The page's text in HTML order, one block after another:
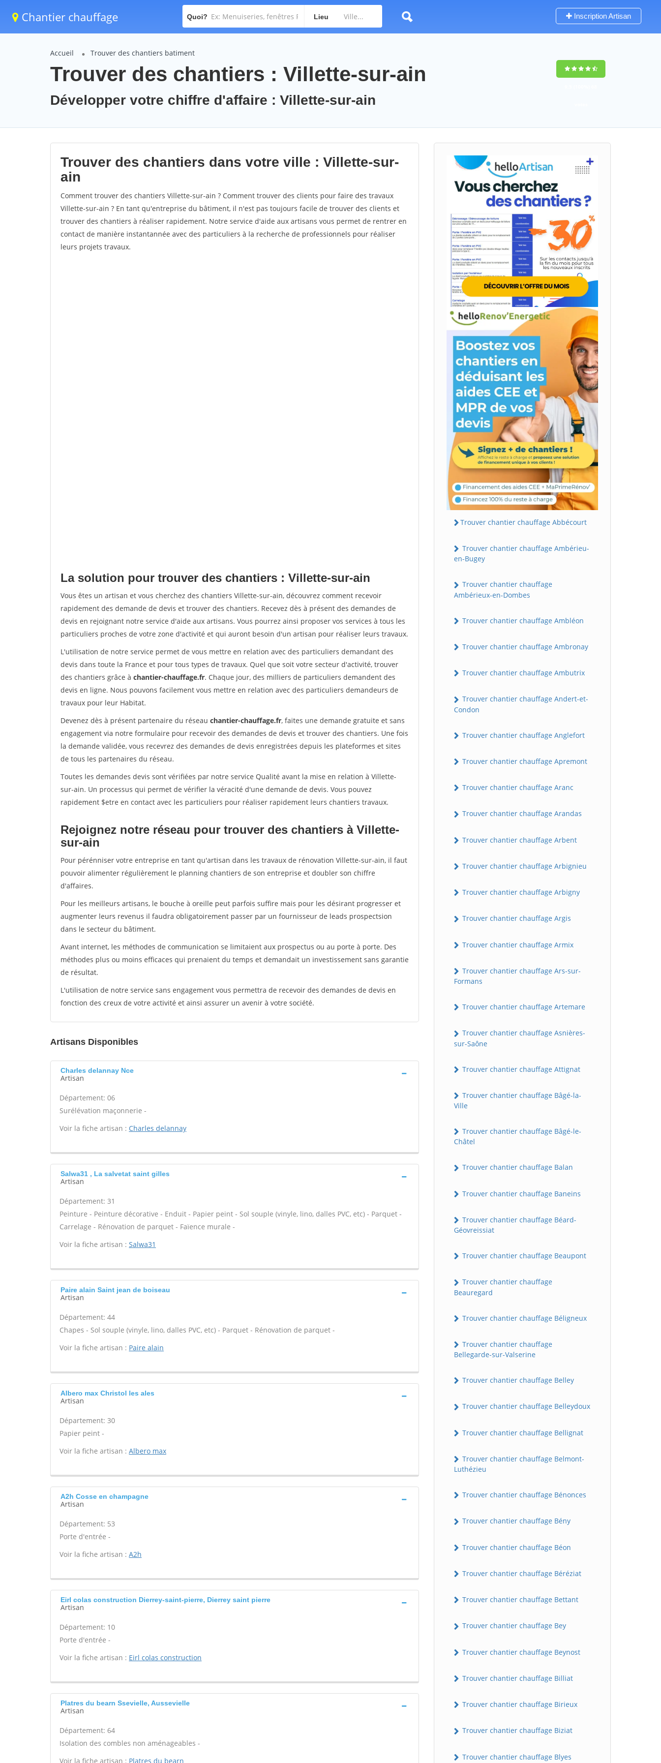
Chantier chauffage Quoi? Lieu Inscription Artisan
Accueil Trouver des chantiers batiment
Trouver des chantiers : Villette-sur-ain
Développer votre chiffre d'affaire : Villette-sur-ain
Trouver des chantiers dans votre ville : Villette-sur-
ain
Comment trouver des chantiers Villette-sur-ain ? Comment trouver des clients pour faire des travaux
Villette-sur-ain ? En tant qu'entreprise du bâtiment, il n'est pas toujours facile de trouver des clients et
trouver des chantiers à réaliser rapidement. Notre service d'aide aux artisans vous permet de rentrer en
contact de manière instantannée avec des particuliers à la recherche de professionnels pour réaliser
leurs projets travaux.
La solution pour trouver des chantiers : Villette-sur-ain
Vous êtes un artisan et vous cherchez des chantiers Villette-sur-ain, découvrez comment recevoir
rapidement des demande de devis et trouver des chantiers. Recevez dès à présent des demandes de
devis en rejoignant notre service d'aide aux artisans. Vous pourrez ainsi proposer vos services à tous les
particuliers proches de votre zone d'activité et qui auront besoin d'un artisan pour réaliser leurs travaux.
L'utilisation de notre service permet de vous mettre en relation avec des particuliers demandant des
devis dans toute la France et pour tous types de travaux. Quel que soit votre secteur d'activité, trouver
des chantiers grâce à chantier-chauffage.fr. Chaque jour, des milliers de particuliers demandent des
devis en ligne. Nous pouvons facilement vous mettre en relation avec des particuliers demandeurs de
travaux pour leur Habitat.
Devenez dès à présent partenaire du réseau chantier-chauffage.fr, faites une demande gratuite et sans
engagement via notre formulaire pour recevoir des demandes de devis et trouver des chantiers. Une fois
la demande validée, vous recevrez des demandes de devis enregistrées depuis les plateformes et sites
de tous les partenaires du réseau.
Toutes les demandes devis sont vérifiées par notre service Qualité avant la mise en relation à Villette-
sur-ain. Un processus qui permet de vérifier la véracité d'une demande de devis. Vous pouvez
rapidement $etre en contact avec les particuliers pour réaliser rapidement leurs chantiers travaux.
Rejoignez notre réseau pour trouver des chantiers à Villette-
sur-ain
Pour pérénniser votre entreprise en tant qu'artisan dans les travaux de rénovation Villette-sur-ain, il faut
pouvoir alimenter régulièrement le planning chantiers de son entreprise et doubler son chiffre
d'affaires.
Pour les meilleurs artisans, le bouche à oreille peut parfois suffire mais pour les désirant progresser et
augmenter leurs revenus il faudra obligatoirement passer par un fournisseur de leads prospectsion
dans le secteur du bâtiment.
Avant internet, les méthodes de communication se limitaient aux prospectus ou au porte à porte. Des
méthodes plus ou moins efficaces qui prenaient du temps et demandait un investissement sans garantie
de résultat.
L'utilisation de notre service sans engagement vous permettra de recevoir des demandes de devis en
fonction des creux de votre activité et ainsi assurer un avenir à votre société.
Artisans Disponibles
Charles delannay Nce
Artisan
Département: 06
Surélévation maçonnerie -
Voir la fiche artisan : Charles delannay
Salwa31 , La salvetat saint gilles
Artisan
Département: 31
Peinture - Peinture décorative - Enduit - Papier peint - Sol souple (vinyle, lino, dalles PVC, etc) - Parquet -
Carrelage - Rénovation de parquet - Faïence murale -
Voir la fiche artisan : Salwa31
Paire alain Saint jean de boiseau
Artisan
Département: 44
Chapes - Sol souple (vinyle, lino, dalles PVC, etc) - Parquet - Rénovation de parquet -
Voir la fiche artisan : Paire alain
Albero max Christol les ales
Artisan
Département: 30
Papier peint -
Voir la fiche artisan : Albero max
A2h Cosse en champagne
Artisan
Département: 53
Porte d'entrée -
Voir la fiche artisan : A2h
Eirl colas construction Dierrey-saint-pierre, Dierrey saint pierre
Artisan
Département: 10
Porte d'entrée -
Voir la fiche artisan : Eirl colas construction
Platres du bearn Ssevielle, Aussevielle
Artisan
Département: 64
Isolation des combles non aménageables -
Voir la fiche artisan : Platres du bearn
Trouver chantier chauffage Abbécourt
Trouver chantier chauffage Ambérieu-
en-Bugey
Trouver chantier chauffage
Ambérieux-en-Dombes
Trouver chantier chauffage Ambléon
Trouver chantier chauffage Ambronay
Trouver chantier chauffage Ambutrix
Trouver chantier chauffage Andert-et-
Condon
Trouver chantier chauffage Anglefort
Trouver chantier chauffage Apremont
Trouver chantier chauffage Aranc
Trouver chantier chauffage Arandas
Trouver chantier chauffage Arbent
Trouver chantier chauffage Arbignieu
Trouver chantier chauffage Arbigny
Trouver chantier chauffage Argis
Trouver chantier chauffage Armix
Trouver chantier chauffage Ars-sur-
Formans
Trouver chantier chauffage Artemare
Trouver chantier chauffage Asnières-
sur-Saône
Trouver chantier chauffage Attignat
Trouver chantier chauffage Bâgé-la-
Ville
Trouver chantier chauffage Bâgé-le-
Châtel
Trouver chantier chauffage Balan
Trouver chantier chauffage Baneins
Trouver chantier chauffage Béard-
Géovreissiat
Trouver chantier chauffage Beaupont
Trouver chantier chauffage
Beauregard
Trouver chantier chauffage Béligneux
Trouver chantier chauffage
Bellegarde-sur-Valserine
Trouver chantier chauffage Belley
Trouver chantier chauffage Belleydoux
Trouver chantier chauffage Bellignat
Trouver chantier chauffage Belmont-
Luthézieu
Trouver chantier chauffage Bénonces
Trouver chantier chauffage Bény
Trouver chantier chauffage Béon
Trouver chantier chauffage Béréziat
Trouver chantier chauffage Bettant
Trouver chantier chauffage Bey
Trouver chantier chauffage Beynost
Trouver chantier chauffage Billiat
Trouver chantier chauffage Birieux
Trouver chantier chauffage Biziat
Trouver chantier chauffage Blyes